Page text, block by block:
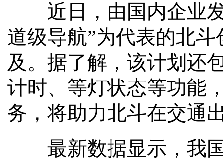
近日，由国内企业发
道级导航”为代表的北
及。据了解，该计划还
计时、等灯状态等功能
务，将助力北斗在交通
最新数据显示，我国